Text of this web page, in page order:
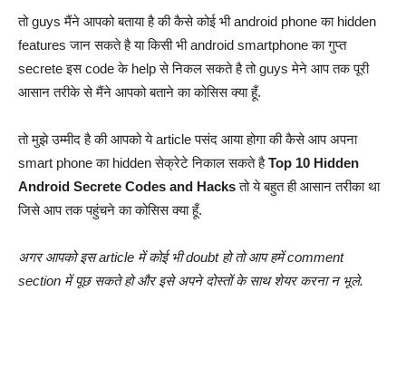
तो guys मैंने आपको बताया है की कैसे कोई भी android phone का hidden
features जान सकते है या किसी भी android smartphone का गुप्त
secrete इस code के help से निकल सकते है तो guys मेने आप तक पूरी
आसान तरीके से मैंने आपको बताने का कोसिस क्या हूँ.
तो मुझे उम्मीद है की आपको ये article पसंद आया होगा की कैसे आप अपना
smart phone का hidden सेक्रेटे निकाल सकते हैTop 10 Hidden
Android Secrete Codes and Hacksतो ये बहुत ही आसान तरीका था
जिसे आप तक पहुंचने का कोसिस क्या हूँ.
अगर आपको इस article में कोई भी doubt हो तो आप हमें comment
section में पूछ सकते हो और इसे अपने दोस्तों के साथ शेयर करना न भूले.